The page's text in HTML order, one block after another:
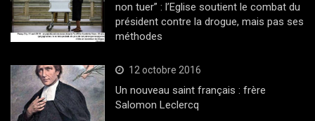
non tuer” : l’Eglise soutient le combat du
président contre la drogue, mais pas ses
méthodes
12 octobre 2016
Un nouveau saint français : frère
Salomon Leclercq